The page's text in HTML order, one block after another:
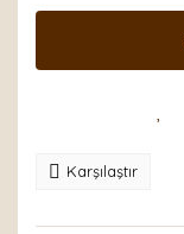
Karşılaştır